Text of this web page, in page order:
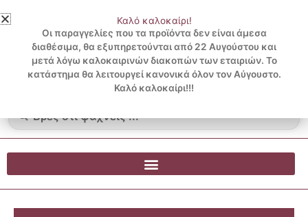
στο
περιεχόμενο
3 ΔΟΣΕΙΣ ΧΩΡΙΣ ΠΙΣΤΩΤΙΚΗ ΜΕ KLARNA
...
Λογαριασμός
Blog
0.00€
0
Cart
Καλό καλοκαίρι!
Οι παραγγελίες που τα προϊόντα δεν είναι άμεσα
διαθέσιμα, θα εξυπηρετούνται από 22 Αυγούστου και
μετά λόγω καλοκαιρινών διακοπών των εταιριών. Το
κατάστημα θα λειτουργεί κανονικά όλον τον Αύγουστο.
Καλό καλοκαίρι!!!